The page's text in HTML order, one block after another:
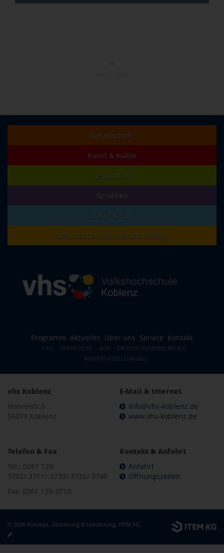
Gesellschaft
Kunst & Kultur
Gesundheit
Sprachen
Beruf & EDV
Schulabschlüsse & Grundbildung
Programm Aktuelles Über uns Service Kontakt
FAQ IMPRESSUM AGB
DATENSCHUTZERKLÄRUNG
WIDERRUFSBELEHRUNG
vhs Koblenz
Hoevelstr.6
56073 Koblenz
E-Mail & Internet
info@vhs-koblenz.de
www.vhs-koblenz.de
Telefon & Fax
Tel.: 0261 129-
3702/-3711/-3730/-3732/-3740
Fax: 0261 129-3710
Kontakt & Anfahrt
Anfahrt
Öffnungszeiten
© 2026 Konzept, Gestaltung & Umsetzung: ITEM KG